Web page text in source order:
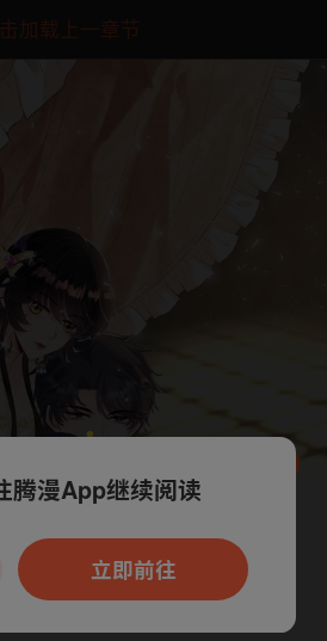
加载上一章节
腾漫App免费看
App阅读，可打开App新用
户7天免费看
腾漫App继续阅读
立即前往